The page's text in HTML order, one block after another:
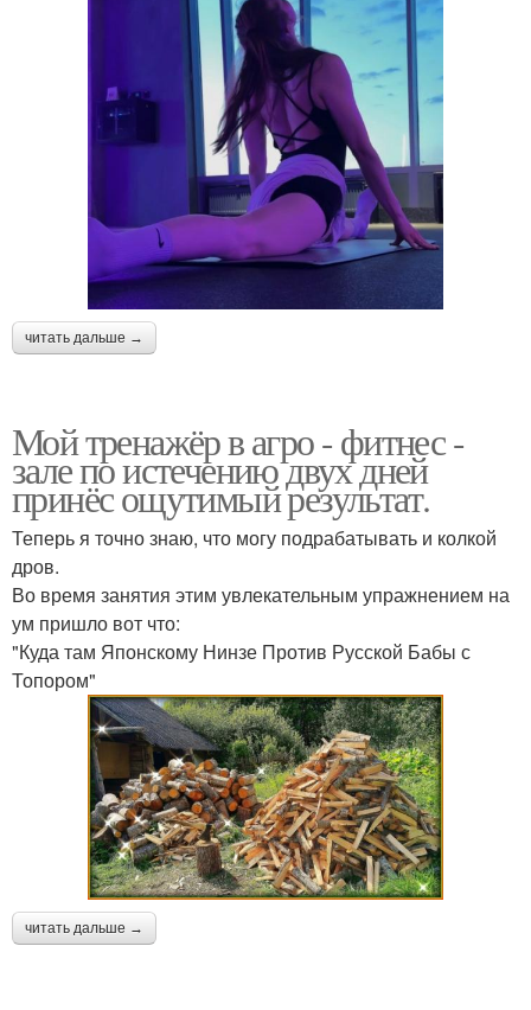
читать дальше →
Мой тренажёр в агро - фитнес -
зале по истечению двух дней
принёс ощутимый результат.
Теперь я точно знаю, что могу подрабатывать и колкой
дров.
Во время занятия этим увлекательным упражнением на
ум пришло вот что:
"Куда там Японскому Нинзе Против Русской Бабы с
Топором"
читать дальше →